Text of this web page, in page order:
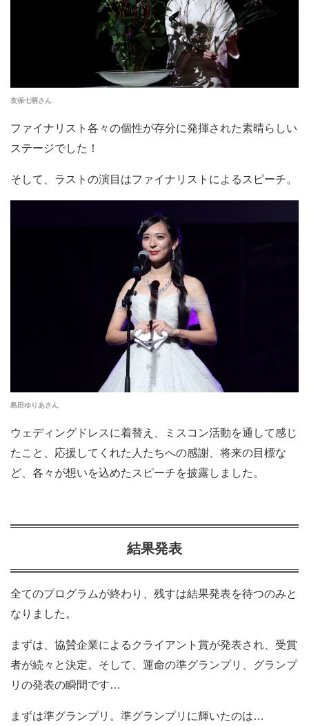
友保七萌さん
ファイナリスト各々の個性が存分に発揮された素晴らしい
ステージでした！
そして、ラストの演目はファイナリストによるスピーチ。
島田ゆりあさん
ウェディングドレスに着替え、ミスコン活動を通して感じ
たこと、応援してくれた人たちへの感謝、将来の目標な
ど、各々が想いを込めたスピーチを披露しました。
結果発表
全てのプログラムが終わり、残すは結果発表を待つのみと
なりました。
まずは、協賛企業によるクライアント賞が発表され、受賞
者が続々と決定。そして、運命の準グランプリ、グランプ
リの発表の瞬間です…
まずは準グランプリ。準グランプリに輝いたのは…